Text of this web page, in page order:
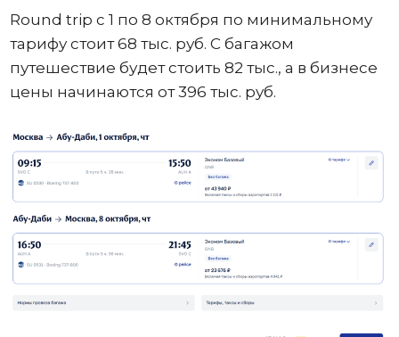
Round trip с 1 по 8 октября по минимальному
тарифу стоит 68 тыс. руб. С багажом
путешествие будет стоить 82 тыс., а в бизнесе
цены начинаются от 396 тыс. руб.